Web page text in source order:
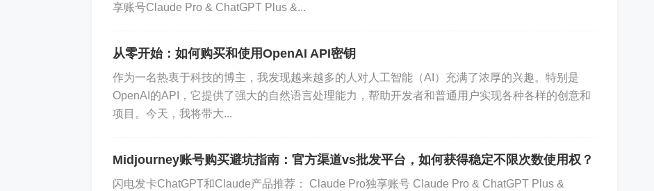
什么是人工智能生成艺术？
生成式人工智能艺术是由经过现有艺术训练的人工智能模型创建的。
网上数十亿张图像的训练。该模型使用这些数据来学习图片风格，然后在个人通过文本
提示时利用这种洞察力生成新的艺术作品。
成器，它们的性能即使不是更强，也同样好，并且可以满足不同的要求。Bing 的图像生
成器是微软对该技术的采用，它利用了 DALL-E 2 的更高级版本，目前被 ZDNET 视为
享账号Claude Pro & ChatGPT Plus &...
从零开始：如何购买和使用OpenAI API密钥
作为一名热衷于科技的博主，我发现越来越多的人对人工智能（AI）充满了浓厚的兴趣。特别是
OpenAI的API，它提供了强大的自然语言处理能力，帮助开发者和普通用户实现各种各样的创意和
项目。今天，我将带大...
Midjourney账号购买避坑指南：官方渠道vs批发平台，如何获得稳定不限次数使用权？
闪电发卡ChatGPT和Claude产品推荐： Claude Pro独享账号 Claude Pro & ChatGPT Plus &